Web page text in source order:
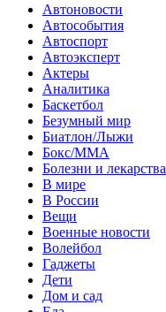
Автоновости
Автособытия
Автоспорт
Автоэксперт
Актеры
Аналитика
Баскетбол
Безумный мир
Биатлон/Лыжи
Бокс/MMA
Болезни и лекарства
В мире
В России
Вещи
Военные новости
Волейбол
Гаджеты
Дети
Дом и сад